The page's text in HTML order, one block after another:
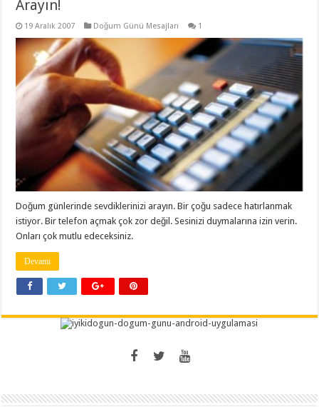
Arayın!
19 Aralık 2007 Doğum Günü Mesajları 1
Doğum günlerinde sevdiklerinizi arayın. Bir çoğu sadece hatırlanmak
istiyor. Bir telefon açmak çok zor değil. Sesinizi duymalarına izin verin.
Onları çok mutlu edeceksiniz.
Devamı